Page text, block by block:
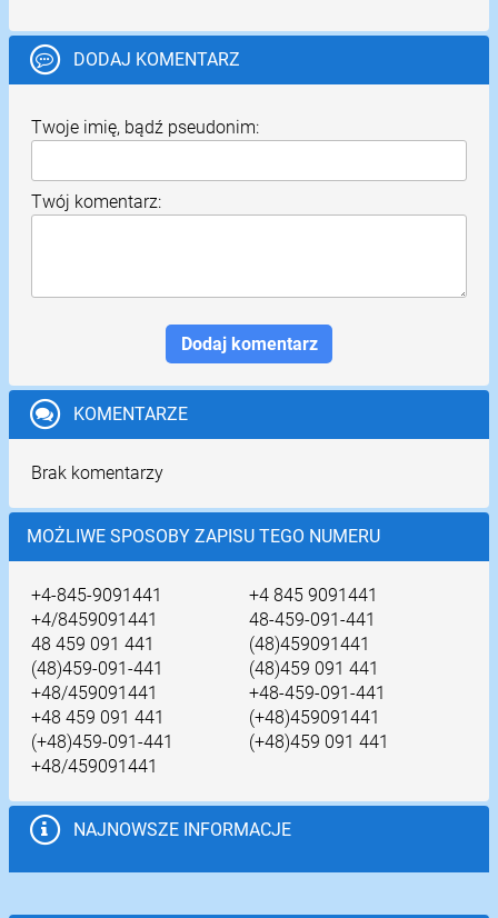
DODAJ KOMENTARZ
Twoje imię, bądź pseudonim:
Twój komentarz:
KOMENTARZE
Brak komentarzy
MOŻLIWE SPOSOBY ZAPISU TEGO NUMERU
+4-845-9091441
+4 845 9091441
+4/8459091441
48-459-091-441
48 459 091 441
(48)459091441
(48)459-091-441
(48)459 091 441
+48/459091441
+48-459-091-441
+48 459 091 441
(+48)459091441
(+48)459-091-441
(+48)459 091 441
+48/459091441
NAJNOWSZE INFORMACJE